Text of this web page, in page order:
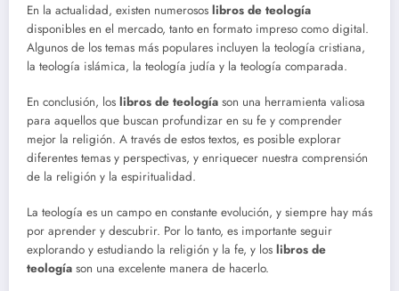
En la actualidad, existen numerosos libros de teología
disponibles en el mercado, tanto en formato impreso como digital.
Algunos de los temas más populares incluyen la teología cristiana,
la teología islámica, la teología judía y la teología comparada.
En conclusión, los libros de teología son una herramienta valiosa
para aquellos que buscan profundizar en su fe y comprender
mejor la religión. A través de estos textos, es posible explorar
diferentes temas y perspectivas, y enriquecer nuestra comprensión
de la religión y la espiritualidad.
La teología es un campo en constante evolución, y siempre hay más
por aprender y descubrir. Por lo tanto, es importante seguir
explorando y estudiando la religión y la fe, y los libros de
teología son una excelente manera de hacerlo.